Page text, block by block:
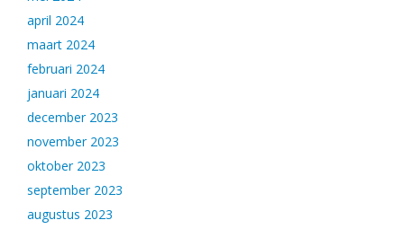
april 2024
maart 2024
februari 2024
januari 2024
december 2023
november 2023
oktober 2023
september 2023
augustus 2023